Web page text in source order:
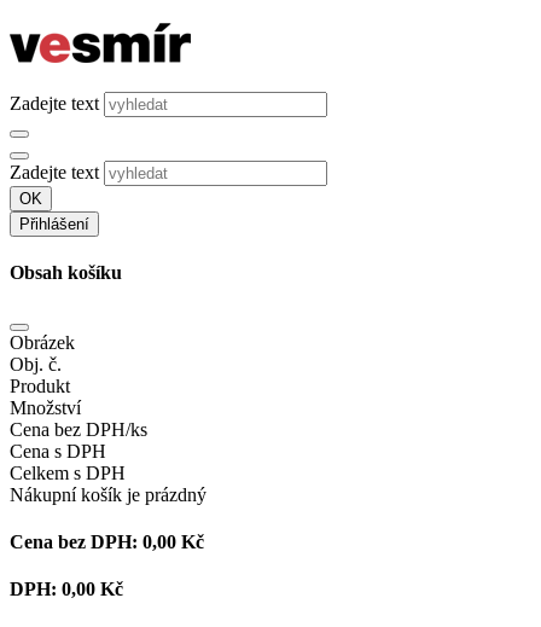
Zadejte text
Zadejte text
OK
Přihlášení
Obsah košíku
Obrázek
Obj. č.
Produkt
Množství
Cena bez DPH/ks
Cena s DPH
Celkem s DPH
Nákupní košík je prázdný
Cena bez DPH: 0,00 Kč
DPH: 0,00 Kč